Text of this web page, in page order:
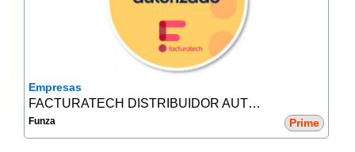
Empresas
FACTURATECH DISTRIBUIDOR AUTORIZADO
Funza Prime